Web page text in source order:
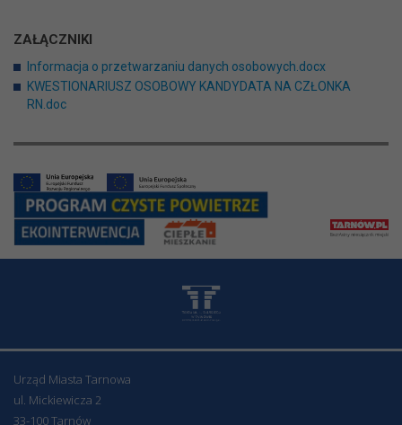
ZAŁĄCZNIKI
Informacja o przetwarzaniu danych osobowych.docx
KWESTIONARIUSZ OSOBOWY KANDYDATA NA CZŁONKA
RN.doc
Urząd Miasta Tarnowa
ul. Mickiewicza 2
33-100 Tarnów